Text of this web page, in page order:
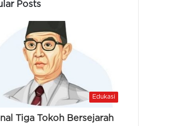
Posts
Edukasi
Tiga Tokoh Bersejarah